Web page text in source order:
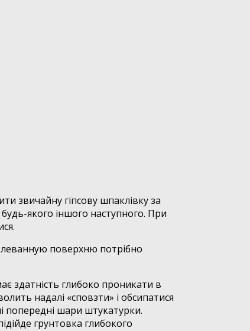
звичайну гіпсову шпаклівку за
якого іншого наступного. При
поверхню потрібно
здатність глибоко проникати в
надалі «сповзти» і обсипатися
попередні шари штукатурки.
грунтовка глибокого